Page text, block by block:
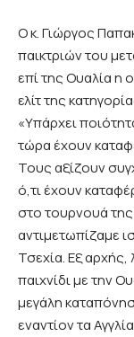
Ο κ. Γιώργος
παικτριών του
επί της Ουαλία η
ελίτ της
«Υπάρχει
τώρα έχουν
Τους αξίζουν
ό,τι έχουν
στο τουρνουά
αντιμετωπίζαμε
Τσεχία. Εξ αρχής,
παιχνίδι με την
μεγάλη
εναντίον τα